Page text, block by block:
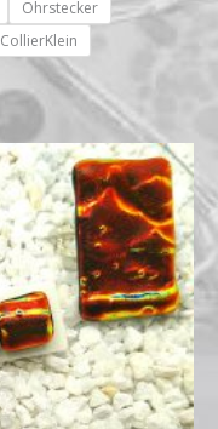
Ohrstecker
CollierKlein
Preisspanne:
€14,00
bis
€59,00